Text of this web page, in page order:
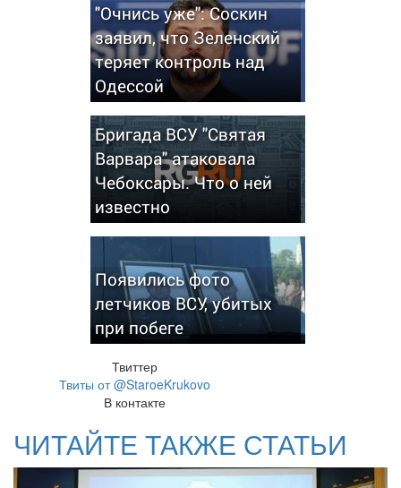
"Очнись уже": Соскин
заявил, что Зеленский
теряет контроль над
Одессой
Бригада ВСУ "Святая
Варвара" атаковала
Чебоксары. Что о ней
известно
Появились фото
летчиков ВСУ, убитых
при побеге
Твиттер
Твиты от @StaroeKrukovo
В контакте
ЧИТАЙТЕ ТАКЖЕ СТАТЬИ